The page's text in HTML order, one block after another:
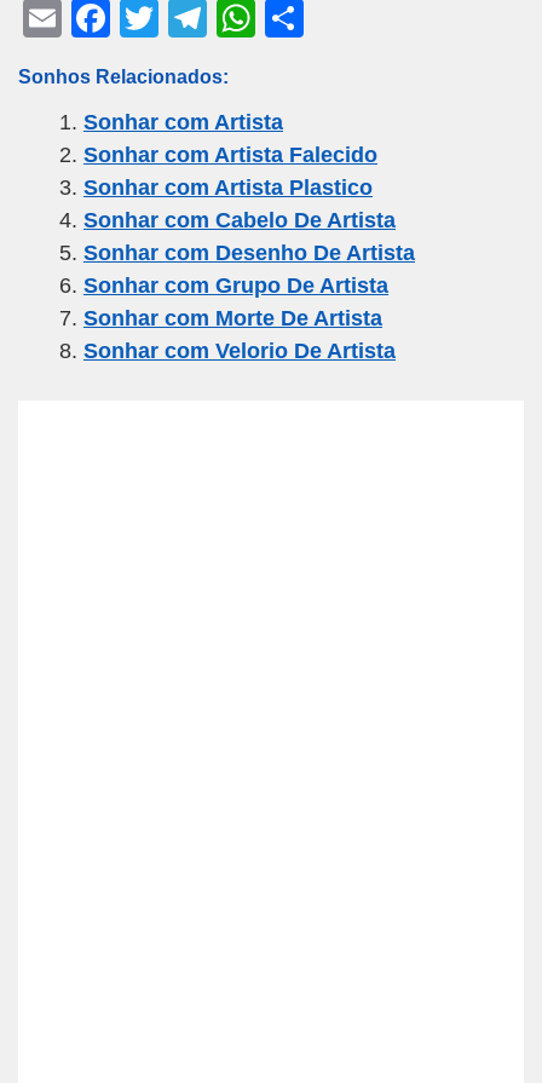
E
ail
F
c
e
b
o
o
k
T
tt
er
T
e
gr
a
m
W
s
A
p
p
Sonhos Relacionados:
Sonhar com Artista
Sonhar com Artista Falecido
Sonhar com Artista Plastico
Sonhar com Cabelo De Artista
Sonhar com Desenho De Artista
Sonhar com Grupo De Artista
Sonhar com Morte De Artista
Sonhar com Velorio De Artista